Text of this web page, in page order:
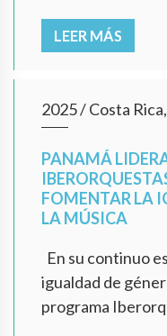
LEER MÁS
2025/Costa
PANAMÁ
FOMENTAR LA
LA MÚSICA
En su continuo
igualdad de
programa